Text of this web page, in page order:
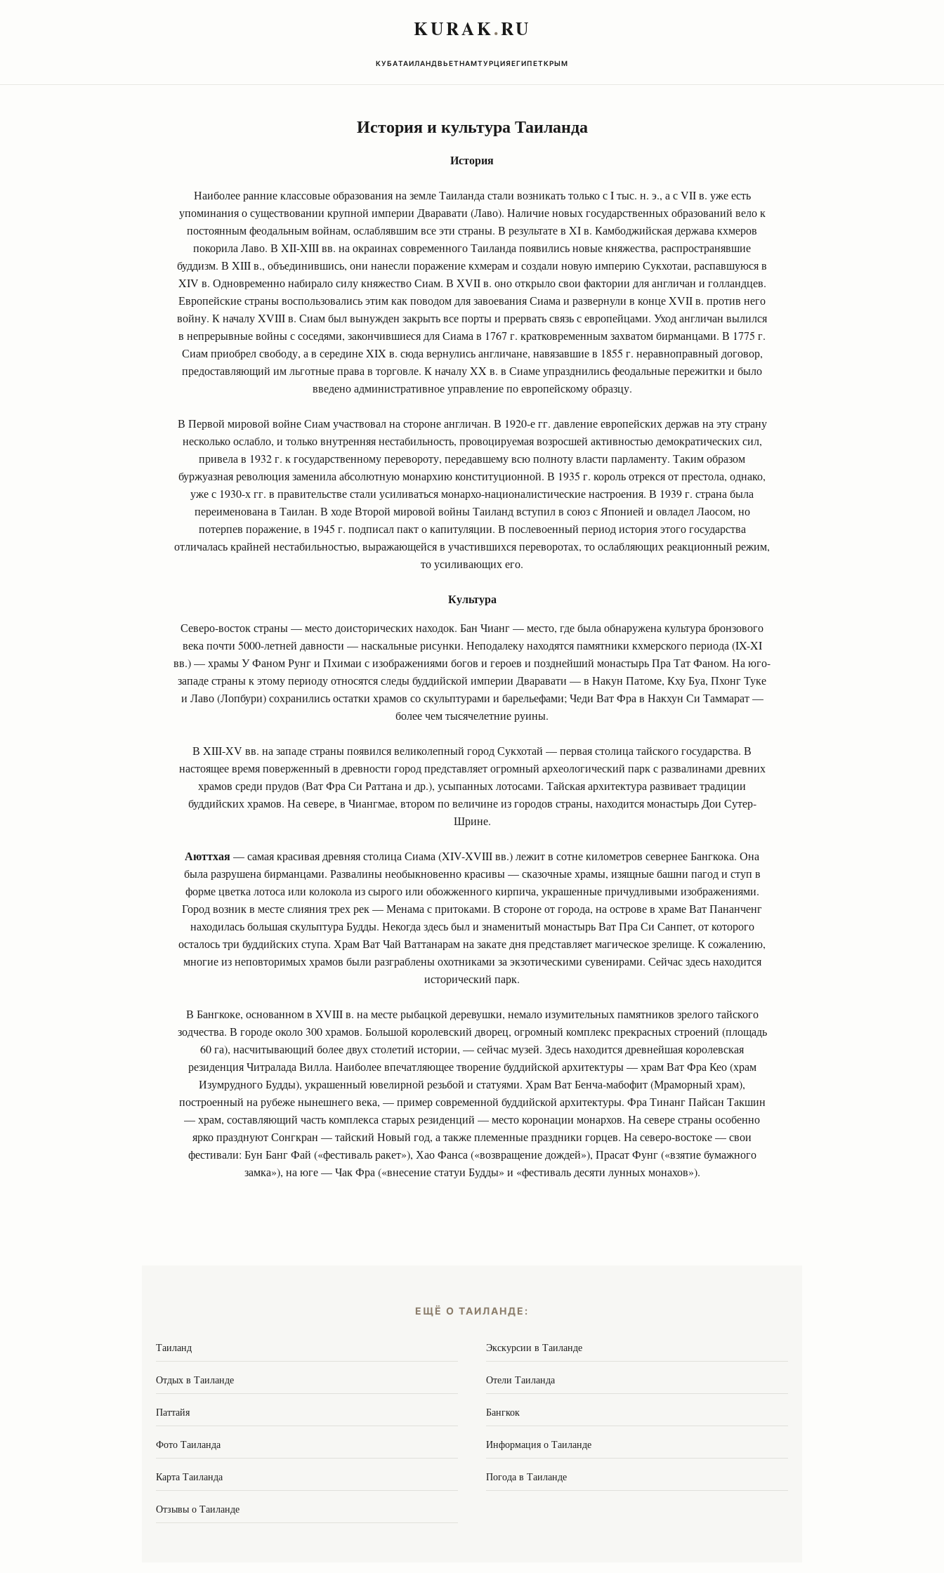
KURAK.RU
КУБАТАИЛАНДВЬЕТНАМТУРЦИЯЕГИПЕТКРЫМ
История и культура Таиланда
История
Наиболее ранние классовые образования на земле Таиланда стали возникать только с I тыс. н. э., а с VII в. уже есть
упоминания о существовании крупной империи Дваравати (Лаво). Наличие новых государственных образований вело к
постоянным феодальным войнам, ослаблявшим все эти страны. В результате в XI в. Камбоджийская держава кхмеров
покорила Лаво. В XII-XIII вв. на окраинах современного Таиланда появились новые княжества, распространявшие
буддизм. В XIII в., объединившись, они нанесли поражение кхмерам и создали новую империю Сукхотаи, распавшуюся в
XIV в. Одновременно набирало силу княжество Сиам. В XVII в. оно открыло свои фактории для англичан и голландцев.
Европейские страны воспользовались этим как поводом для завоевания Сиама и развернули в конце XVII в. против него
войну. К началу XVIII в. Сиам был вынужден закрыть все порты и прервать связь с европейцами. Уход англичан вылился
в непрерывные войны с соседями, закончившиеся для Сиама в 1767 г. кратковременным захватом бирманцами. В 1775 г.
Сиам приобрел свободу, а в середине XIX в. сюда вернулись англичане, навязавшие в 1855 г. неравноправный договор,
предоставляющий им льготные права в торговле. К началу XX в. в Сиаме упразднились феодальные пережитки и было
введено административное управление по европейскому образцу.
В Первой мировой войне Сиам участвовал на стороне англичан. В 1920-е гг. давление европейских держав на эту страну
несколько ослабло, и только внутренняя нестабильность, провоцируемая возросшей активностью демократических сил,
привела в 1932 г. к государственному перевороту, передавшему всю полноту власти парламенту. Таким образом
буржуазная революция заменила абсолютную монархию конституционной. В 1935 г. король отрекся от престола, однако,
уже с 1930-х гг. в правительстве стали усиливаться монархо-националистические настроения. В 1939 г. страна была
переименована в Таилан. В ходе Второй мировой войны Таиланд вступил в союз с Японией и овладел Лаосом, но
потерпев поражение, в 1945 г. подписал пакт о капитуляции. В послевоенный период история этого государства
отличалась крайней нестабильностью, выражающейся в участившихся переворотах, то ослабляющих реакционный режим,
то усиливающих его.
Культура
Северо-восток страны — место доисторических находок. Бан Чианг — место, где была обнаружена культура бронзового
века почти 5000-летней давности — наскальные рисунки. Неподалеку находятся памятники кхмерского периода (IX-XI
вв.) — храмы У Фаном Рунг и Пхимаи с изображениями богов и героев и позднейший монастырь Пра Тат Фаном. На юго-
западе страны к этому периоду относятся следы буддийской империи Дваравати — в Накун Патоме, Кху Буа, Пхонг Туке
и Лаво (Лопбури) сохранились остатки храмов со скульптурами и барельефами; Чеди Ват Фра в Накхун Си Таммарат —
более чем тысячелетние руины.
В XIII-XV вв. на западе страны появился великолепный город Сукхотай — первая столица тайского государства. В
настоящее время поверженный в древности город представляет огромный археологический парк с развалинами древних
храмов среди прудов (Ват Фра Си Раттана и др.), усыпанных лотосами. Тайская архитектура развивает традиции
буддийских храмов. На севере, в Чиангмае, втором по величине из городов страны, находится монастырь Дои Сутер-
Шрине.
Аюттхая— самая красивая древняя столица Сиама (XIV-XVIII вв.) лежит в сотне километров севернее Бангкока. Она
была разрушена бирманцами. Развалины необыкновенно красивы — сказочные храмы, изящные башни пагод и ступ в
форме цветка лотоса или колокола из сырого или обожженного кирпича, украшенные причудливыми изображениями.
Город возник в месте слияния трех рек — Менама с притоками. В стороне от города, на острове в храме Ват Пананченг
находилась большая скульптура Будды. Некогда здесь был и знаменитый монастырь Ват Пра Си Санпет, от которого
осталось три буддийских ступа. Храм Ват Чай Ваттанарам на закате дня представляет магическое зрелище. К сожалению,
многие из неповторимых храмов были разграблены охотниками за экзотическими сувенирами. Сейчас здесь находится
исторический парк.
В Бангкоке, основанном в XVIII в. на месте рыбацкой деревушки, немало изумительных памятников зрелого тайского
зодчества. В городе около 300 храмов. Большой королевский дворец, огромный комплекс прекрасных строений (площадь
60 га), насчитывающий более двух столетий истории, — сейчас музей. Здесь находится древнейшая королевская
резиденция Читралада Вилла. Наиболее впечатляющее творение буддийской архитектуры — храм Ват Фра Кео (храм
Изумрудного Будды), украшенный ювелирной резьбой и статуями. Храм Ват Бенча-мабофит (Мраморный храм),
построенный на рубеже нынешнего века, — пример современной буддийской архитектуры. Фра Тинанг Пайсан Такшин
— храм, составляющий часть комплекса старых резиденций — место коронации монархов. На севере страны особенно
ярко празднуют Сонгкран — тайский Новый год, а также племенные праздники горцев. На северо-востоке — свои
фестивали: Бун Банг Фай («фестиваль ракет»), Хао Фанса («возвращение дождей»), Прасат Фунг («взятие бумажного
замка»), на юге — Чак Фра («внесение статуи Будды» и «фестиваль десяти лунных монахов»).
ЕЩЁ О ТАИЛАНДЕ:
Таиланд Экскурсии в Таиланде
Отдых в Таиланде Отели Таиланда
Паттайя Бангкок
Фото Таиланда Информация о Таиланде
Карта Таиланда Погода в Таиланде
Отзывы о Таиланде